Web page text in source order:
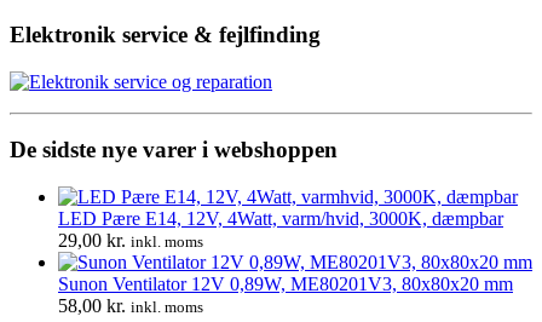
pris
2.930,00 kr..
pris
2.199,00 kr..
Elektronik service & fejlfinding
De sidste nye varer i webshoppen
LED Pære E14, 12V, 4Watt, varm/hvid, 3000K, dæmpbar
29,00 kr. inkl. moms
Sunon Ventilator 12V 0,89W, ME80201V3, 80x80x20 mm
58,00 kr. inkl. moms